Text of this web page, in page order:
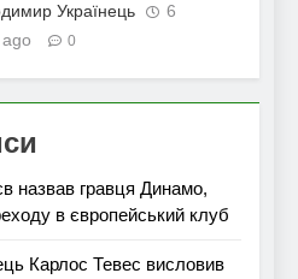
Українець
6
ago
0
назвав гравця Динамо,
в європейський клуб
Карлос Тевес висловив